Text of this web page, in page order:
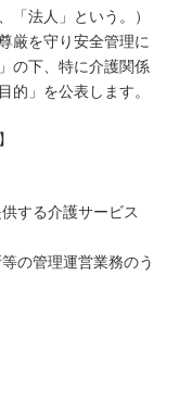
「法人」という。）
厳を守り安全管理に
の下、特に介護関係
的」を公表します。
する介護サービス
の管理運営業務のう